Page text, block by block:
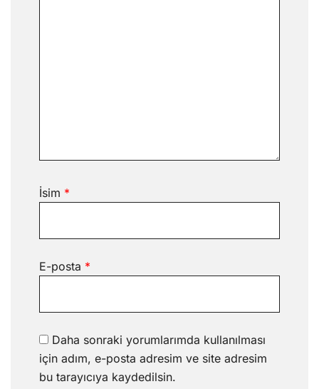
İsim *
E-posta *
Daha sonraki yorumlarımda kullanılması
için adım, e-posta adresim ve site adresim
bu tarayıcıya kaydedilsin.